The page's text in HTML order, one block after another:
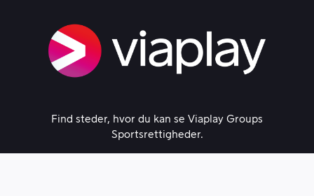
Find steder, hvor du kan se Viaplay Groups
Sportsrettigheder.